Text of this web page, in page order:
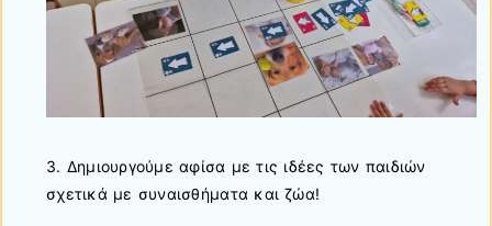
3. Δημιουργούμε αφίσα με τις ιδέες των παιδιών
σχετικά με συναισθήματα και ζώα!